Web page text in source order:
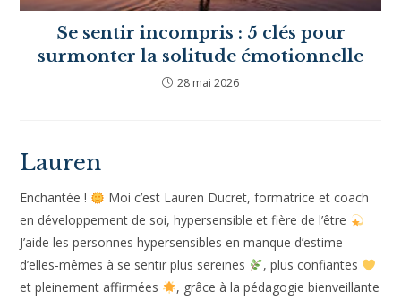
Se sentir incompris : 5 clés pour
surmonter la solitude émotionnelle
28 mai 2026
Lauren
Enchantée !
Moi c’est Lauren Ducret, formatrice et coach
en développement de soi, hypersensible et fière de l’être
J’aide les personnes hypersensibles en manque d’estime
d’elles-mêmes à se sentir plus sereines
, plus confiantes
et pleinement affirmées
, grâce à la pédagogie bienveillante